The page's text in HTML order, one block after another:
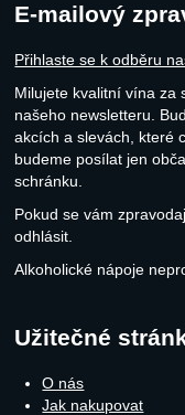
E-mailový
Přihlaste se k odběru
Milujete kvalitní vína za
našeho newsletteru.
akcích a slevách, které
budeme posílat jen
schránku.
Pokud se vám
odhlásit.
Alkoholické nápoje
Užitečné
O nás
Jak nakupovat